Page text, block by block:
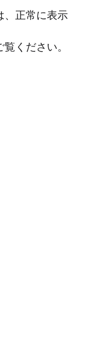
、正常に表示
覧ください。